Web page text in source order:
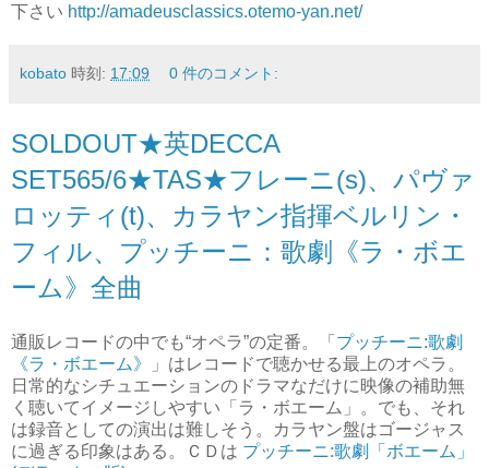
下さい http://amadeusclassics.otemo-yan.net/
kobato 時刻: 17:09 0 件のコメント:
SOLDOUT★英DECCA
SET565/6★TAS★フレーニ(s)、パヴァ
ロッティ(t)、カラヤン指揮ベルリン・
フィル、プッチーニ：歌劇《ラ・ボエ
ーム》全曲
通販レコードの中でも“オペラ”の定番。「 プッチーニ:歌劇
《ラ・ボエーム》
」はレコードで聴かせる最上のオペラ。
日常的なシチュエーションのドラマなだけに映像の補助無
く聴いてイメージしやすい「ラ・ボエーム」。でも、それ
は録音としての演出は難しそう。カラヤン盤はゴージャス
に過ぎる印象はある。ＣＤは プッチーニ:歌劇「ボエーム」